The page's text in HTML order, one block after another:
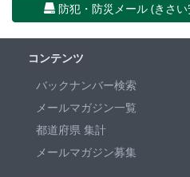
防犯・防災メール (きさ
コンテンツ
バックナンバー検索
メールマガジン一覧
都道府県 集計
メールマガジン募集